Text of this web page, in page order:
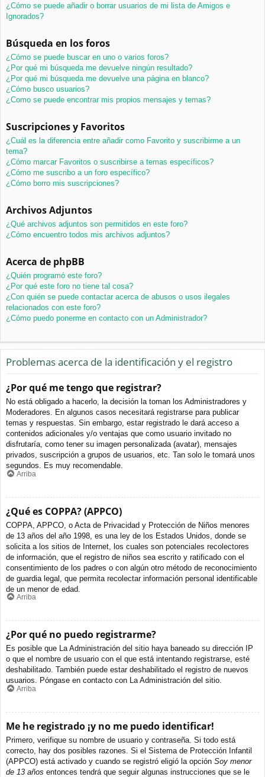
¿Cómo se puede añadir o borrar usuarios de mi lista de Amigos e
Ignorados?
Búsqueda en los foros
¿Cómo se puede buscar en uno o varios foros?
¿Por qué mi búsqueda me devuelve ningún resultado?
¿Por qué mi búsqueda me devuelve una página en blanco?
¿Cómo busco usuarios?
¿Como se puede encontrar mis propios mensajes y temas?
Suscripciones y Favoritos
¿Cuál es la diferencia entre añadir como Favorito y suscribirme a un
tema?
¿Cómo marcar Favoritos o suscribirse a temas específicos?
¿Cómo me suscribo a un foro específico?
¿Cómo borro mis suscripciones?
Archivos Adjuntos
¿Qué archivos adjuntos son permitidos en este foro?
¿Cómo encuentro todos mis archivos adjuntos?
Acerca de phpBB
¿Quién programó este foro?
¿Por qué este foro no tiene tal cosa?
¿Con quién se puede contactar acerca de abusos o usos ilegales
relacionados con este foro?
¿Cómo puedo ponerme en contacto con un Administrador?
Problemas acerca de la identificación y el registro
¿Por qué me tengo que registrar?
No está obligado a hacerlo, la decisión la toman los Administradores y
Moderadores. En algunos casos necesitará registrarse para publicar
temas y respuestas. Sin embargo, estar registrado le dará acceso a
contenidos adicionales y/o ventajas que como usuario invitado no
disfrutaría, como tener su imagen personalizada (avatar), mensajes
privados, suscripción a grupos de usuarios, etc. Tan solo le tomará unos
segundos. Es muy recomendable.
Arriba
¿Qué es COPPA? (APPCO)
COPPA, APPCO, o Acta de Privacidad y Protección de Niños menores
de 13 años del año 1998, es una ley de los Estados Unidos, donde se
solicita a los sitios de Internet, los cuales son potenciales recolectores
de información, que el registro de niños sea escrito y ratificado con el
consentimiento de los padres o con algún otro método de reconocimiento
de guardia legal, que permita recolectar información personal identificable
de un menor de edad.
Arriba
¿Por qué no puedo registrarme?
Es posible que La Administración del sitio haya baneado su dirección IP
o que el nombre de usuario con el que está intentando registrarse, esté
deshabilitado. También puede estar deshabilitado el registro de nuevos
usuarios. Póngase en contacto con La Administración del sitio.
Arriba
Me he registrado ¡y no me puedo identificar!
Primero, verifique su nombre de usuario y contraseña. Si todo está
correcto, hay dos posibles razones. Si el Sistema de Protección Infantil
(APPCO) está activado y cuando se registró eligió la opción Soy menor
de 13 años entonces tendrá que seguir algunas instrucciones que se le